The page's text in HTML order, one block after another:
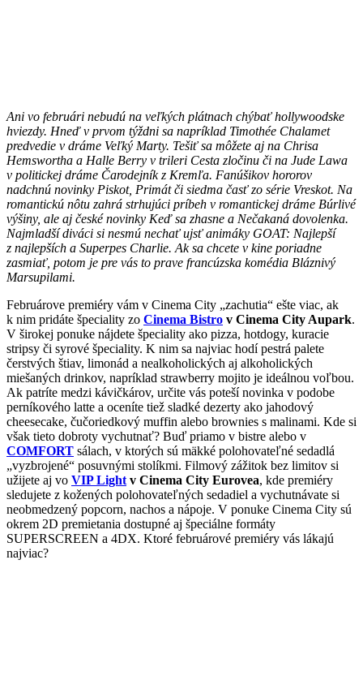
Ani vo februári nebudú na veľkých plátnach chýbať hollywoodske
hviezdy. Hneď v prvom týždni sa napríklad Timothée Chalamet
predvedie v dráme Veľký Marty. Tešiť sa môžete aj na Chrisa
Hemswortha a Halle Berry v trileri Cesta zločinu či na Jude Lawa
v politickej dráme Čarodejník z Kremľa. Fanúšikov hororov
nadchnú novinky Piskot, Primát či siedma časť zo série Vreskot. Na
romantickú nôtu zahrá strhujúci príbeh v romantickej dráme Búrlivé
výšiny, ale aj české novinky Keď sa zhasne a Nečakaná dovolenka.
Najmladší diváci si nesmú nechať ujsť animáky GOAT: Najlepší
z najlepších a Superpes Charlie. Ak sa chcete v kine poriadne
zasmiať, potom je pre vás to prave francúzska komédia Bláznivý
Marsupilami.
Februárove premiéry vám v Cinema City „zachutia“ ešte viac, ak
k nim pridáte špeciality zo Cinema Bistro v Cinema City Aupark.
V širokej ponuke nájdete špeciality ako pizza, hotdogy, kuracie
stripsy či syrové špeciality. K nim sa najviac hodí pestrá palete
čerstvých štiav, limonád a nealkoholických aj alkoholických
miešaných drinkov, napríklad strawberry mojito je ideálnou voľbou.
Ak patríte medzi kávičkárov, určite vás poteší novinka v podobe
perníkového latte a oceníte tiež sladké dezerty ako jahodový
cheesecake, čučoriedkový muffin alebo brownies s malinami. Kde si
však tieto dobroty vychutnať? Buď priamo v bistre alebo v
COMFORT sálach, v ktorých sú mäkké polohovateľné sedadlá
„vyzbrojené“ posuvnými stolíkmi. Filmový zážitok bez limitov si
užijete aj vo VIP Light v Cinema City Eurovea, kde premiéry
sledujete z kožených polohovateľných sedadiel a vychutnávate si
neobmedzený popcorn, nachos a nápoje. V ponuke Cinema City sú
okrem 2D premietania dostupné aj špeciálne formáty
SUPERSCREEN a 4DX. Ktoré februárové premiéry vás lákajú
najviac?